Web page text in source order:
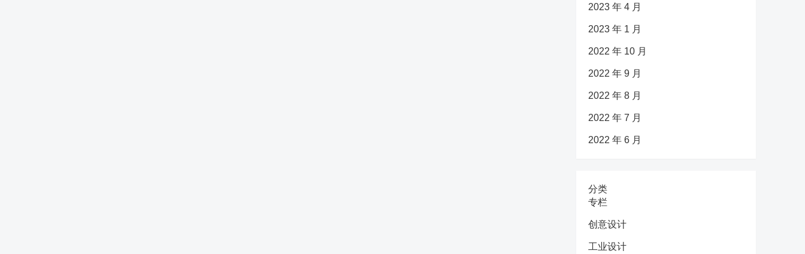
2023 年 4 月
2023 年 1 月
2022 年 10 月
2022 年 9 月
2022 年 8 月
2022 年 7 月
2022 年 6 月
分类
专栏
创意设计
工业设计